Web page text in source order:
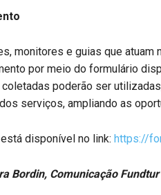
monitores e guias que
por meio do formulário
poderão ser
serviços, ampliando as
disponível no link: https://
Bordin, Comunicação Fundtur